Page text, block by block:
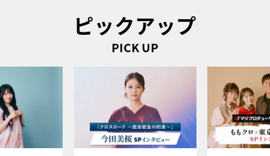
ピックアップ
PICK UP